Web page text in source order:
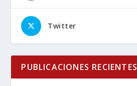
Twitter
PUBLICACIONES RECIENTES